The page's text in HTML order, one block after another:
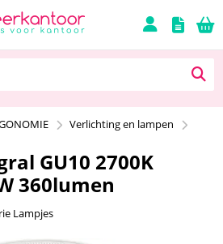
Verlichting en lampen
GU10 2700K
360lumen
Lampjes